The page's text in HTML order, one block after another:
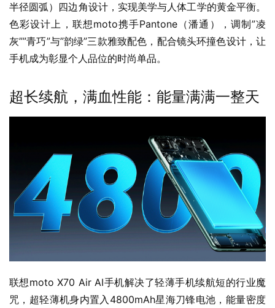
半径圆弧）四边角设计，实现美学与人体工学的黄金平衡。
色彩设计上，联想moto携手Pantone（潘通），调制”凌
灰””青巧”与”韵绿”三款雅致配色，配合镜头环撞色设计，让
手机成为彰显个人品位的时尚单品。
超长续航，满血性能：能量满满一整天
联想moto X70 Air AI手机解决了轻薄手机续航短的行业魔
咒，超轻薄机身内置入4800mAh星海刀锋电池，能量密度